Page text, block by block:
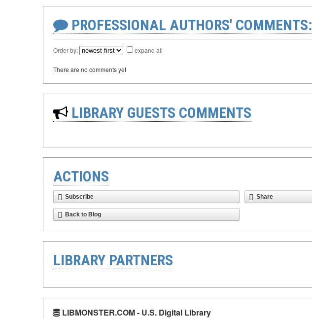
PROFESSIONAL AUTHORS' COMMENTS:
Order by: expand all
There are no comments yet
LIBRARY GUESTS COMMENTS
ACTIONS
Subscribe Share
Back to Blog
LIBRARY PARTNERS
LIBMONSTER.COM - U.S. Digital Library